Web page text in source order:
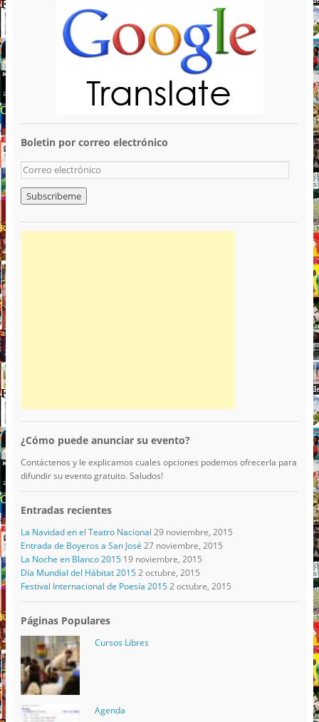
Boletin por correo electrónico
¿Cómo puede anunciar su evento?
Contáctenos y le explicamos cuales opciones podemos ofrecerla para
difundir su evento gratuito. Saludos!
Entradas recientes
La Navidad en el Teatro Nacional 29 noviembre, 2015
Entrada de Boyeros a San José 27 noviembre, 2015
La Noche en Blanco 2015 19 noviembre, 2015
Día Mundial del Hábitat 2015 2 octubre, 2015
Festival Internacional de Poesía 2015 2 octubre, 2015
Páginas Populares
Cursos Libres
Agenda